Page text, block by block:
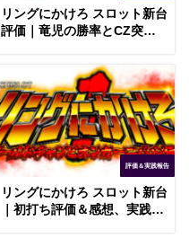
リングにかけろ スロット新台
評価｜竜児の勝率とCZ突破
評価＆実践報告
リングにかけろ スロット新台
｜初打ち評価＆感想、実践報